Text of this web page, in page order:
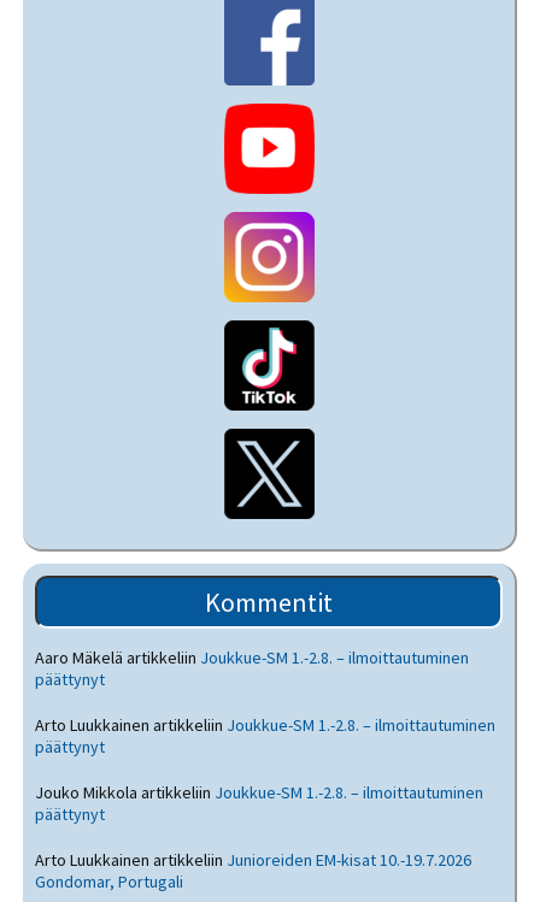
Kommentit
Aaro Mäkelä artikkeliin Joukkue-SM 1.-2.8. – ilmoittautuminen
päättynyt
Arto Luukkainen artikkeliin Joukkue-SM 1.-2.8. – ilmoittautuminen
päättynyt
Jouko Mikkola artikkeliin Joukkue-SM 1.-2.8. – ilmoittautuminen
päättynyt
Arto Luukkainen artikkeliin Junioreiden EM-kisat 10.-19.7.2026
Gondomar, Portugali